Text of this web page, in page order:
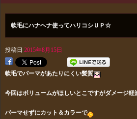
軟毛にハナヘナ使ってハリコシＵＰ☆
投稿日 2015年8月15日
軟毛でパーマがあたりにくい髪質
今回はボリュームがほしいとこですがダメージ軽
パーマせずにカット＆カラーで